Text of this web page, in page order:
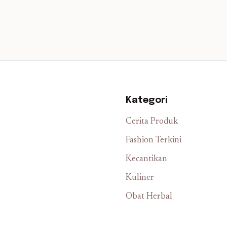
Kategori
Cerita Produk
Fashion Terkini
Kecantikan
Kuliner
Obat Herbal